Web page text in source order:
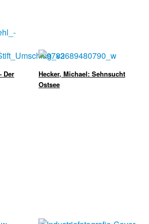
Der
Hecker, Michael: Sehnsucht
Ostsee